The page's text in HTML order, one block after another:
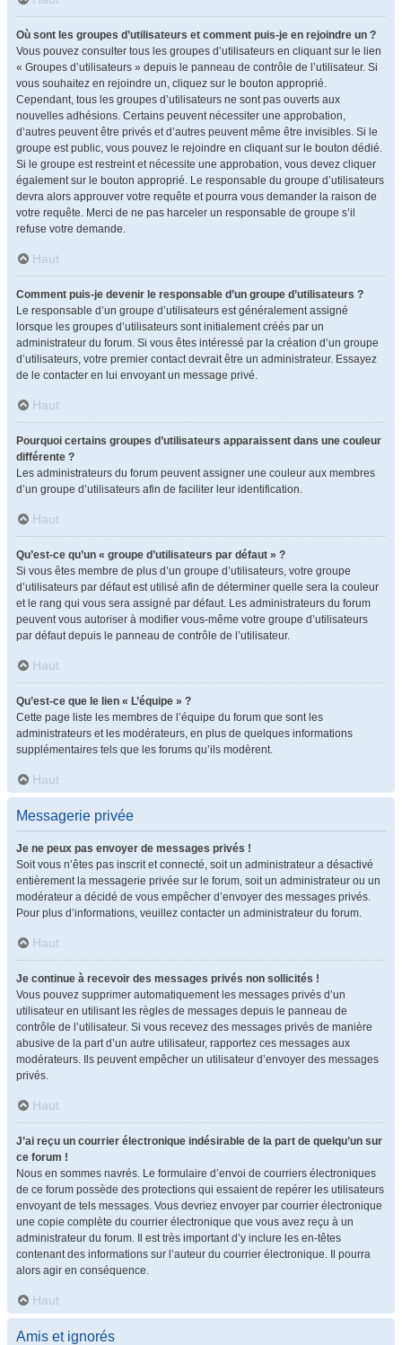
Où sont les groupes d’utilisateurs et comment puis-je en rejoindre un ?
Vous pouvez consulter tous les groupes d’utilisateurs en cliquant sur le lien
« Groupes d’utilisateurs » depuis le panneau de contrôle de l’utilisateur. Si
vous souhaitez en rejoindre un, cliquez sur le bouton approprié.
Cependant, tous les groupes d’utilisateurs ne sont pas ouverts aux
nouvelles adhésions. Certains peuvent nécessiter une approbation,
d’autres peuvent être privés et d’autres peuvent même être invisibles. Si le
groupe est public, vous pouvez le rejoindre en cliquant sur le bouton dédié.
Si le groupe est restreint et nécessite une approbation, vous devez cliquer
également sur le bouton approprié. Le responsable du groupe d’utilisateurs
devra alors approuver votre requête et pourra vous demander la raison de
votre requête. Merci de ne pas harceler un responsable de groupe s’il
refuse votre demande.
Haut
Comment puis-je devenir le responsable d’un groupe d’utilisateurs ?
Le responsable d’un groupe d’utilisateurs est généralement assigné
lorsque les groupes d’utilisateurs sont initialement créés par un
administrateur du forum. Si vous êtes intéressé par la création d’un groupe
d’utilisateurs, votre premier contact devrait être un administrateur. Essayez
de le contacter en lui envoyant un message privé.
Haut
Pourquoi certains groupes d’utilisateurs apparaissent dans une couleur
différente ?
Les administrateurs du forum peuvent assigner une couleur aux membres
d’un groupe d’utilisateurs afin de faciliter leur identification.
Haut
Qu’est-ce qu’un « groupe d’utilisateurs par défaut » ?
Si vous êtes membre de plus d’un groupe d’utilisateurs, votre groupe
d’utilisateurs par défaut est utilisé afin de déterminer quelle sera la couleur
et le rang qui vous sera assigné par défaut. Les administrateurs du forum
peuvent vous autoriser à modifier vous-même votre groupe d’utilisateurs
par défaut depuis le panneau de contrôle de l’utilisateur.
Haut
Qu’est-ce que le lien « L’équipe » ?
Cette page liste les membres de l’équipe du forum que sont les
administrateurs et les modérateurs, en plus de quelques informations
supplémentaires tels que les forums qu’ils modèrent.
Haut
Messagerie privée
Je ne peux pas envoyer de messages privés !
Soit vous n’êtes pas inscrit et connecté, soit un administrateur a désactivé
entièrement la messagerie privée sur le forum, soit un administrateur ou un
modérateur a décidé de vous empêcher d’envoyer des messages privés.
Pour plus d’informations, veuillez contacter un administrateur du forum.
Haut
Je continue à recevoir des messages privés non sollicités !
Vous pouvez supprimer automatiquement les messages privés d’un
utilisateur en utilisant les règles de messages depuis le panneau de
contrôle de l’utilisateur. Si vous recevez des messages privés de manière
abusive de la part d’un autre utilisateur, rapportez ces messages aux
modérateurs. Ils peuvent empêcher un utilisateur d’envoyer des messages
privés.
Haut
J’ai reçu un courrier électronique indésirable de la part de quelqu’un sur
ce forum !
Nous en sommes navrés. Le formulaire d’envoi de courriers électroniques
de ce forum possède des protections qui essaient de repérer les utilisateurs
envoyant de tels messages. Vous devriez envoyer par courrier électronique
une copie complète du courrier électronique que vous avez reçu à un
administrateur du forum. Il est très important d’y inclure les en-têtes
contenant des informations sur l’auteur du courrier électronique. Il pourra
alors agir en conséquence.
Haut
Amis et ignorés